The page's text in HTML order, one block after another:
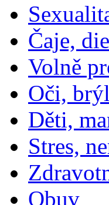
Čaje,
Volně
Oči,
Děti,
Stres,
Obuv